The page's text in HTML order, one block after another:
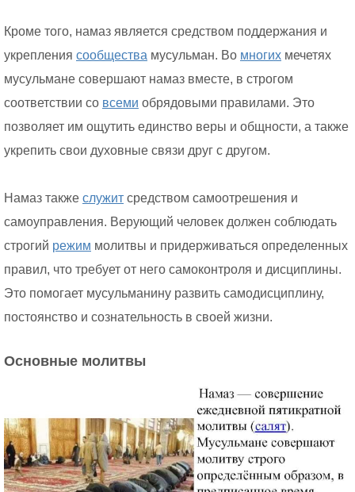
Кроме того, намаз является средством поддержания и
укрепления сообщества мусульман. Во многих мечетях
мусульмане совершают намаз вместе, в строгом
соответствии со всеми обрядовыми правилами. Это
позволяет им ощутить единство веры и общности, а также
укрепить свои духовные связи друг с другом.
Намаз также служит средством самоотрешения и
самоуправления. Верующий человек должен соблюдать
строгий режим молитвы и придерживаться определенных
правил, что требует от него самоконтроля и дисциплины.
Это помогает мусульманину развить самодисциплину,
постоянство и сознательность в своей жизни.
Основные молитвы